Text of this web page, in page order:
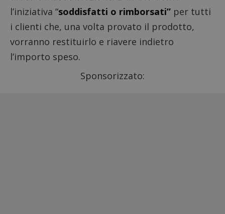
l’iniziativa “soddisfatti o rimborsati” per tutti
i clienti che, una volta provato il prodotto,
vorranno restituirlo e riavere indietro
l’importo speso.
Sponsorizzato: